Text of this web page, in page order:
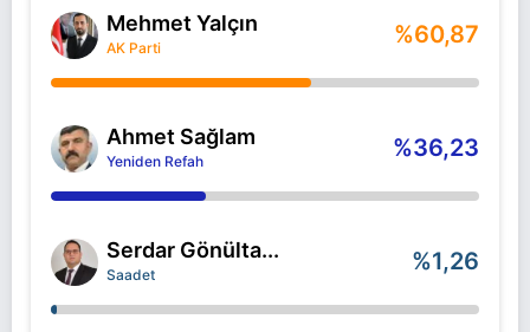
Mehmet Yalçın
AK Parti %60,87
Ahmet Sağlam
Yeniden Refah %36,23
Serdar Gönülta...
Saadet %1,26